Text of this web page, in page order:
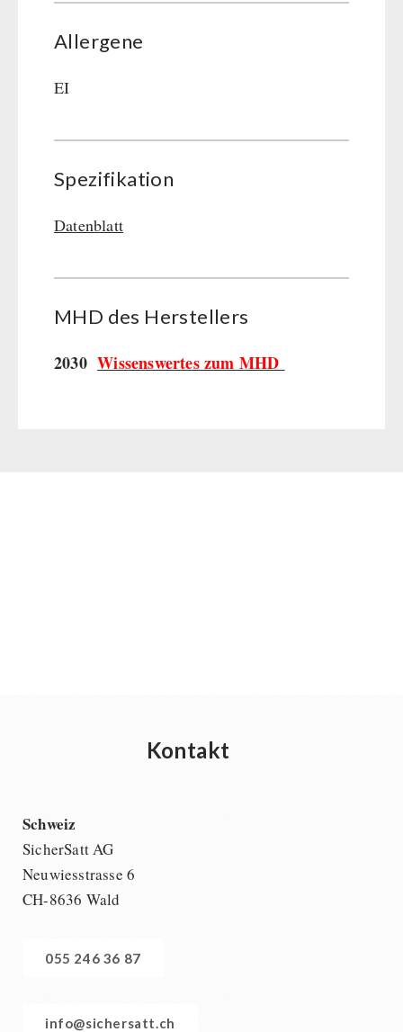
Allergene
EI
Spezifikation
Datenblatt
MHD des Her­stel­lers
2030 Wissenswertes zum MHD
Kontakt
Schweiz
SicherSatt AG
Neuwiesstrasse 6
CH-8636 Wald
055 246 36 87
info@sichersatt.ch